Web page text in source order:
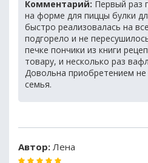
Комментарий: Первый раз
на форме для пиццы булки
быстро реализовалась на
подгорело и не
печке пончики из книги
товару, и несколько раз
Довольна приобретением
семья.
Автор: Лена